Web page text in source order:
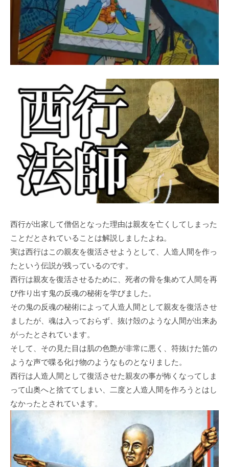
西行が出家して僧侶となった理由は親友を亡くしてしまった
ことだとされていることは解説しましたよね。
実は西行はこの親友を復活させようとして、人造人間を作っ
たという伝説が残っているのです。
西行は親友を復活させるために、死者の骨を集めて人間を再
び作り出す鬼の反魂の秘術を学びました。
その鬼の反魂の秘術によって人造人間として親友を復活させ
ましたが、魂は入っておらず、抜け殻のような人間が出来あ
がったとされています。
そして、その見た目は肌の色艶が非常に悪く、符抜けた笛の
ような声で喋る化け物のようなものとなりました。
西行は人造人間として復活させた親友の事が怖くなってしま
って山奥へと捨ててしまい、二度と人造人間を作ろうとはし
なかったとされています。